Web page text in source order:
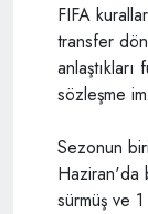
FIFA
transfer
sözleşme
Sezonun
Haziran'da
sürmüş ve